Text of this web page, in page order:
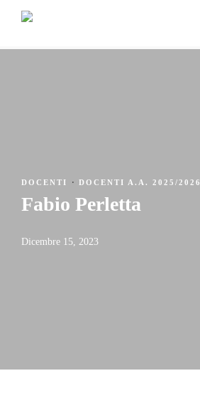
DOCENTI · DOCENTI A.A. 2025/2026
Fabio Perletta
Dicembre 15, 2023